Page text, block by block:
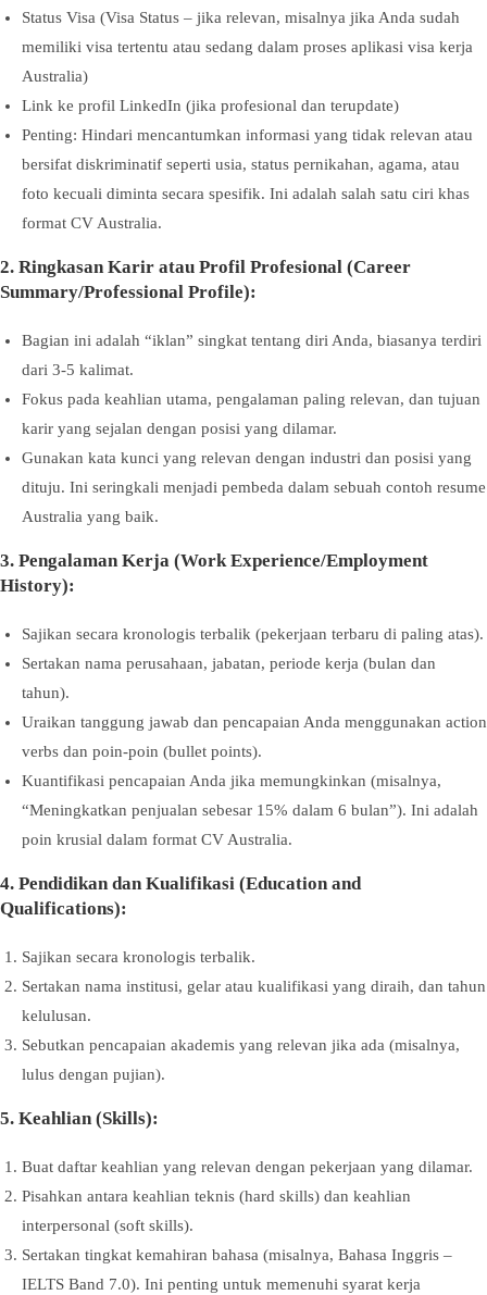
Status Visa (Visa Status – jika relevan, misalnya jika Anda sudah
memiliki visa tertentu atau sedang dalam proses aplikasi visa kerja
Australia)
Link ke profil LinkedIn (jika profesional dan terupdate)
Penting: Hindari mencantumkan informasi yang tidak relevan atau
bersifat diskriminatif seperti usia, status pernikahan, agama, atau
foto kecuali diminta secara spesifik. Ini adalah salah satu ciri khas
format CV Australia.
2. Ringkasan Karir atau Profil Profesional (Career
Summary/Professional Profile):
Bagian ini adalah “iklan” singkat tentang diri Anda, biasanya terdiri
dari 3-5 kalimat.
Fokus pada keahlian utama, pengalaman paling relevan, dan tujuan
karir yang sejalan dengan posisi yang dilamar.
Gunakan kata kunci yang relevan dengan industri dan posisi yang
dituju. Ini seringkali menjadi pembeda dalam sebuah contoh resume
Australia yang baik.
3. Pengalaman Kerja (Work Experience/Employment
History):
Sajikan secara kronologis terbalik (pekerjaan terbaru di paling atas).
Sertakan nama perusahaan, jabatan, periode kerja (bulan dan
tahun).
Uraikan tanggung jawab dan pencapaian Anda menggunakan action
verbs dan poin-poin (bullet points).
Kuantifikasi pencapaian Anda jika memungkinkan (misalnya,
“Meningkatkan penjualan sebesar 15% dalam 6 bulan”). Ini adalah
poin krusial dalam format CV Australia.
4. Pendidikan dan Kualifikasi (Education and
Qualifications):
Sajikan secara kronologis terbalik.
Sertakan nama institusi, gelar atau kualifikasi yang diraih, dan tahun
kelulusan.
Sebutkan pencapaian akademis yang relevan jika ada (misalnya,
lulus dengan pujian).
5. Keahlian (Skills):
Buat daftar keahlian yang relevan dengan pekerjaan yang dilamar.
Pisahkan antara keahlian teknis (hard skills) dan keahlian
interpersonal (soft skills).
Sertakan tingkat kemahiran bahasa (misalnya, Bahasa Inggris –
IELTS Band 7.0). Ini penting untuk memenuhi syarat kerja